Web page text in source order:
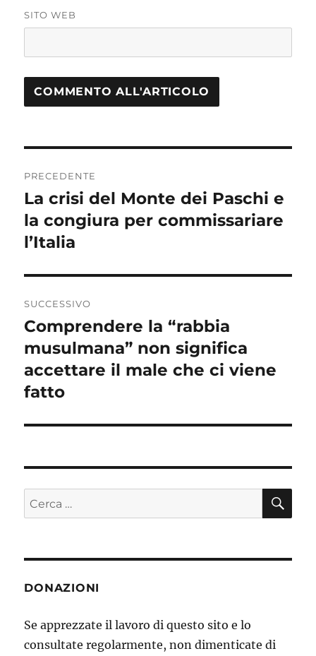
SITO WEB
articoli
PRECEDENTE
Articolo
precedente:
La crisi del Monte dei Paschi e
la congiura per commissariare
l’Italia
SUCCESSIVO
Articolo
successivo:
Comprendere la “rabbia
musulmana” non significa
accettare il male che ci viene
fatto
Cerca:
DONAZIONI
Se apprezzate il lavoro di questo sito e lo
consultate regolarmente, non dimenticate di